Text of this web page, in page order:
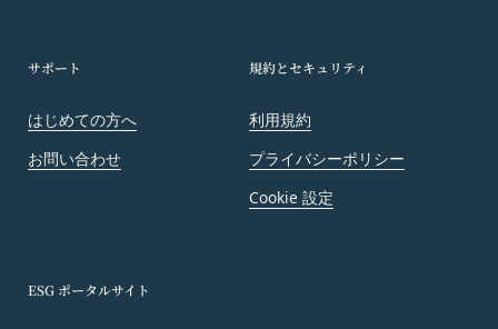
サポート
はじめての方へ
お問い合わせ
規約とセキュリティ
利用規約
プライバシーポリシー
Cookie 設定
ESG ポータルサイト
前項にかかわらず、会員は当社に対し、提供物に関
可能かつ譲渡可能な使用、複製、配布、派生著作物
の作成、表示および実行（以下「使用等」といいま
会員は、提供物について、自らが使用等についての
とします。